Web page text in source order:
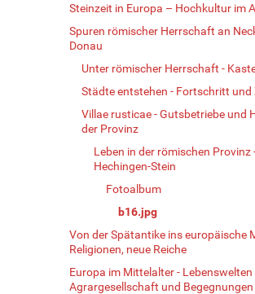
Steinzeit in Europa – Hochkultur im
Spuren römischer Herrschaft an
Donau
Unter römischer Herrschaft -
Städte entstehen - Fortschritt und
Villae rusticae - Gutsbetriebe und
der Provinz
Leben in der römischen Provinz
Hechingen-Stein
Fotoalbum
b16.jpg
Von der Spätantike ins europäische
Religionen, neue Reiche
Europa im Mittelalter - Lebenswelten
Agrargesellschaft und